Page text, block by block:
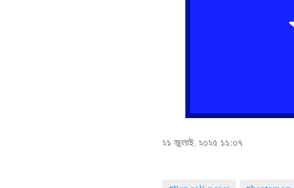
২১ জুলাই, ২০২৫ ১১:০৭